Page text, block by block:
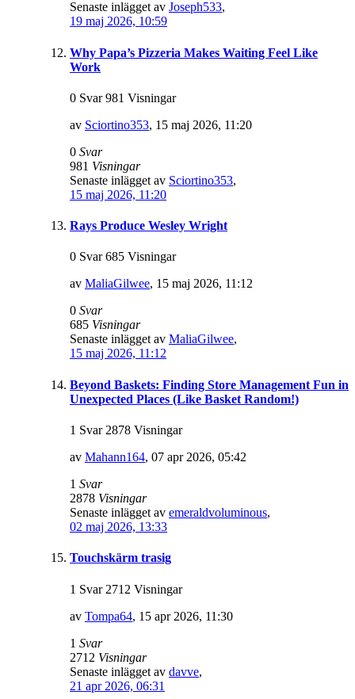
Senaste inlägget av Joseph533,
19 maj 2026, 10:59
Why Papa’s Pizzeria Makes Waiting Feel Like
Work
0 Svar 981 Visningar
av Sciortino353, 15 maj 2026, 11:20
0 Svar
981 Visningar
Senaste inlägget av Sciortino353,
15 maj 2026, 11:20
Rays Produce Wesley Wright
0 Svar 685 Visningar
av MaliaGilwee, 15 maj 2026, 11:12
0 Svar
685 Visningar
Senaste inlägget av MaliaGilwee,
15 maj 2026, 11:12
Beyond Baskets: Finding Store Management Fun in
Unexpected Places (Like Basket Random!)
1 Svar 2878 Visningar
av Mahann164, 07 apr 2026, 05:42
1 Svar
2878 Visningar
Senaste inlägget av emeraldvoluminous,
02 maj 2026, 13:33
Touchskärm trasig
1 Svar 2712 Visningar
av Tompa64, 15 apr 2026, 11:30
1 Svar
2712 Visningar
Senaste inlägget av davve,
21 apr 2026, 06:31